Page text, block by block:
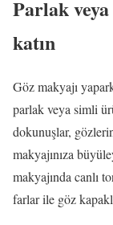
Parlak
katın
Göz makyajı
parlak veya simli
dokunuşlar,
makyajınıza
makyajında canlı
farlar ile göz